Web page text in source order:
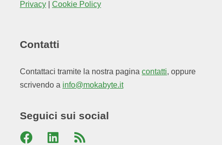
Privacy
Cookie Policy
Contatti
Contattaci tramite la nostra pagina contatti, oppure
scrivendo a info@mokabyte.it
Seguici sui social